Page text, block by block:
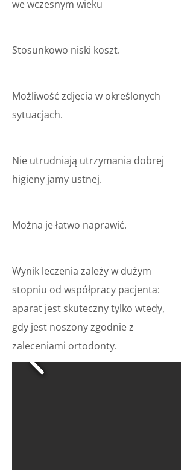
we wczesnym wieku
Stosunkowo niski koszt.
Możliwość zdjęcia w określonych
sytuacjach.
Nie utrudniają utrzymania dobrej
higieny jamy ustnej.
Można je łatwo naprawić.
Wynik leczenia zależy w dużym
stopniu od współpracy pacjenta:
aparat jest skuteczny tylko wtedy,
gdy jest noszony zgodnie z
zaleceniami ortodonty.